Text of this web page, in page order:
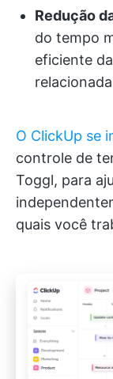
Redução
do tempo
eficiente
O ClickUp se
controle de
Toggl, para
quais você